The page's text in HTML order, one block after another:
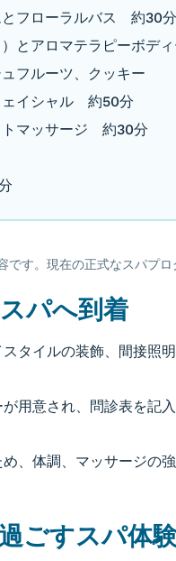
とフローラルバス 約30分
とアロマテラピーボデ
フルーツ、クッキー
ェイシャル 約50分
トマッサージ 約30分
す。現在の正式なスパプロ
パへ到着
タイルの装飾、間接照
用意され、問診表を記
、体調、マッサージの
ごすスパ体